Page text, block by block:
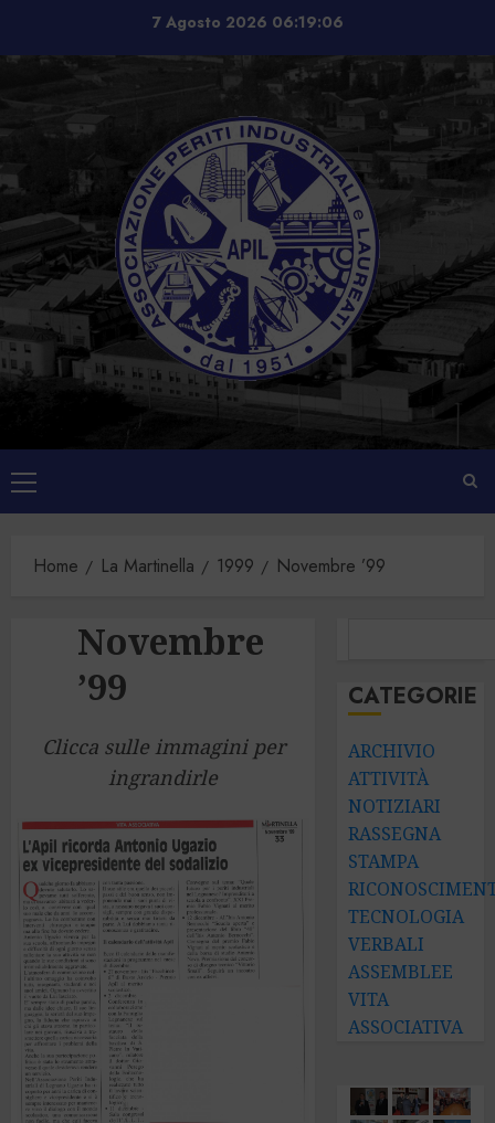
contenuto
7 Agosto 2026 06:19:06
Menu
principale
Home La Martinella 1999 Novembre ’99
Novembre
’99
Clicca sulle immagini per
ingrandirle
CATEGORIE
ARCHIVIO
ATTIVITÀ
NOTIZIARI
RASSEGNA
STAMPA
TECNOLOGIA
VERBALI
ASSEMBLEE
VITA
ASSOCIATIVA